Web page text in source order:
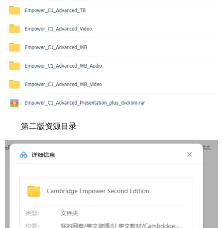
第二版资源目录